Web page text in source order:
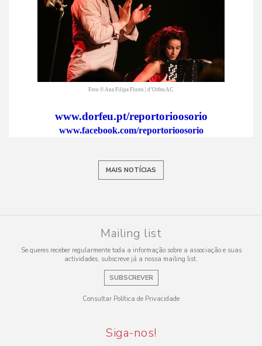
Foto © Ana Filipa Flores | d’Orfeu AC
www.dorfeu.pt/reportorioosorio
www.facebook.com/reportorioosorio
MAIS NOTÍCIAS
Mailing list
Se queres receber regularmente toda a informação sobre a associação e suas
actividades, subscreve já a nossa mailing list.
SUBSCREVER
Consultar Política de Privacidade
Siga-nos!